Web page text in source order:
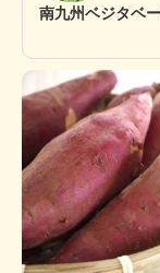
南九州ベジタベ